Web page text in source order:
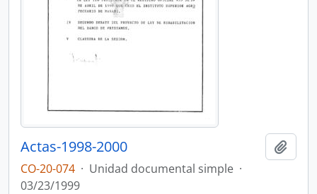
Actas-1998-2000
CO-20-074 · Unidad documental simple ·
03/23/1999